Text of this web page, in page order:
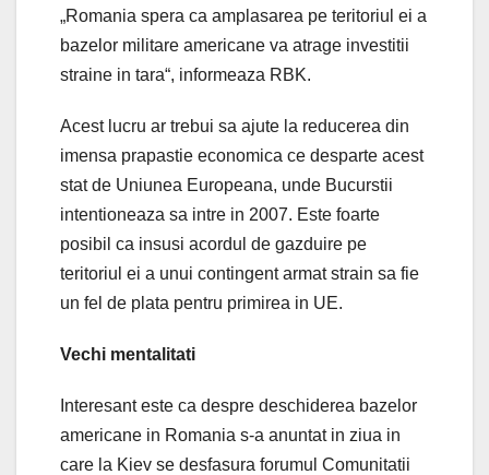
„Romania spera ca amplasarea pe teritoriul ei a
bazelor militare americane va atrage investitii
straine in tara“, informeaza RBK.
Acest lucru ar trebui sa ajute la reducerea din
imensa prapastie economica ce desparte acest
stat de Uniunea Europeana, unde Bucurstii
intentioneaza sa intre in 2007. Este foarte
posibil ca insusi acordul de gazduire pe
teritoriul ei a unui contingent armat strain sa fie
un fel de plata pentru primirea in UE.
Vechi mentalitati
Interesant este ca despre deschiderea bazelor
americane in Romania s-a anuntat in ziua in
care la Kiev se desfasura forumul Comunitatii